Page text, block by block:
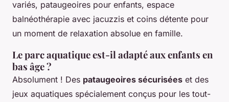
variés, pataugeoires pour enfants, espace
balnéothérapie avec jacuzzis et coins détente pour
un moment de relaxation absolue en famille.
Le parc aquatique est-il adapté aux enfants en
bas âge ?
Absolument ! Des pataugeoires sécurisées et des
jeux aquatiques spécialement conçus pour les tout-